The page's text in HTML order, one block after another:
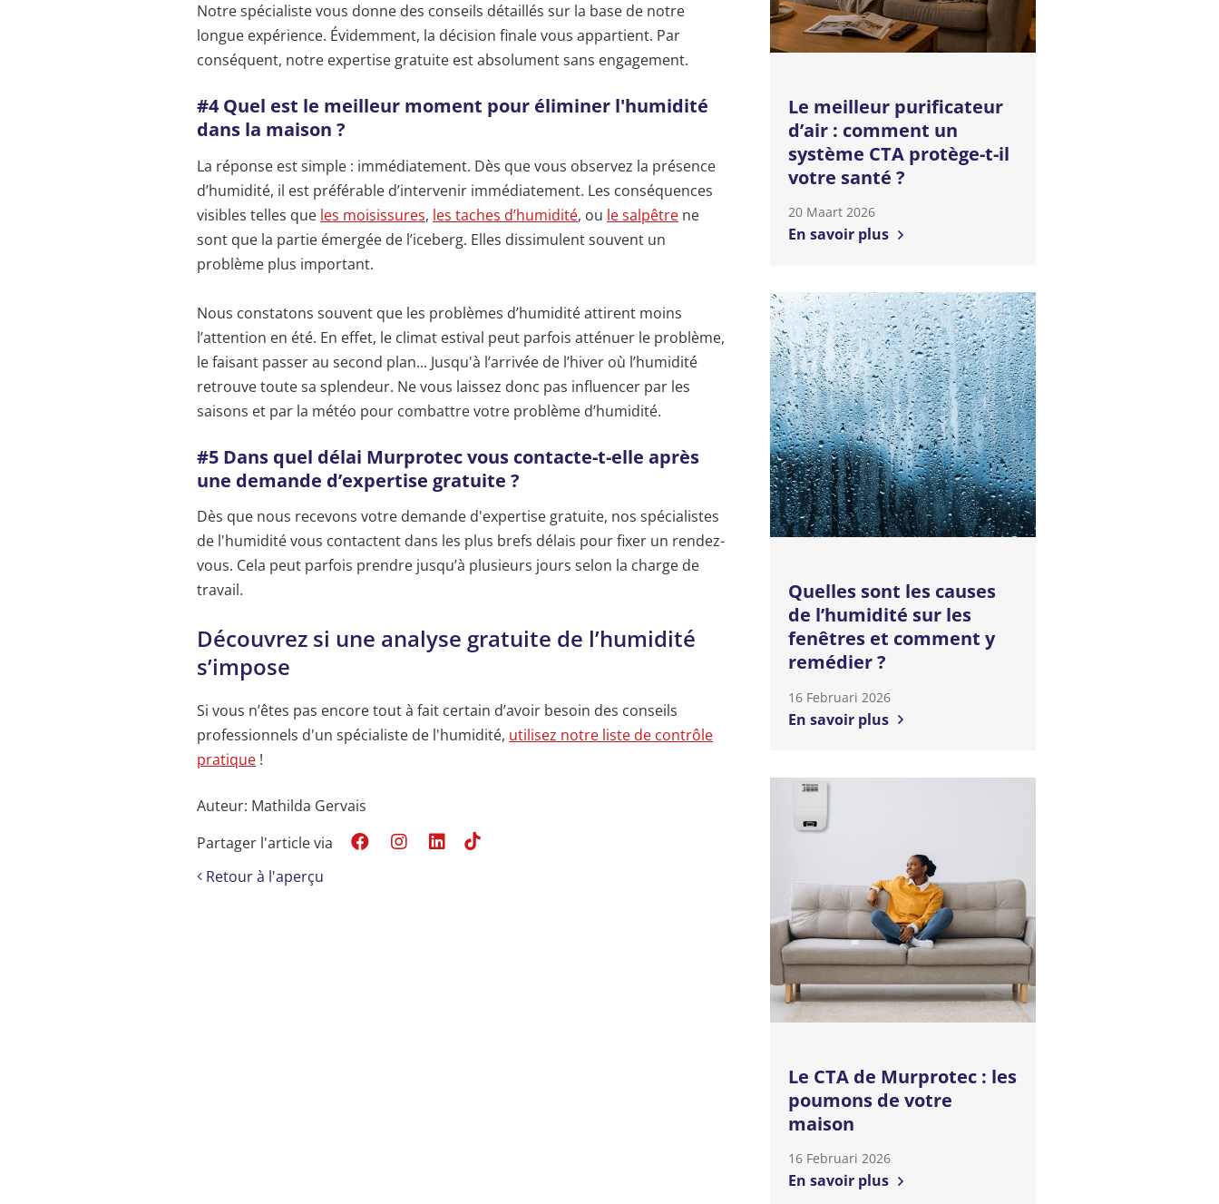
Notre spécialiste vous donne des conseils détaillés sur la base de notre
longue expérience. Évidemment, la décision finale vous appartient. Par
conséquent, notre expertise gratuite est absolument sans engagement.
#4 Quel est le meilleur moment pour éliminer l'humidité
dans la maison ?
La réponse est simple : immédiatement. Dès que vous observez la présence
d’humidité, il est préférable d’intervenir immédiatement. Les conséquences
visibles telles que les moisissures, les taches d’humidité, ou le salpêtre ne
sont que la partie émergée de l’iceberg. Elles dissimulent souvent un
problème plus important.
Nous constatons souvent que les problèmes d’humidité attirent moins
l’attention en été. En effet, le climat estival peut parfois atténuer le problème,
le faisant passer au second plan... Jusqu'à l’arrivée de l’hiver où l’humidité
retrouve toute sa splendeur. Ne vous laissez donc pas influencer par les
saisons et par la météo pour combattre votre problème d’humidité.
#5 Dans quel délai Murprotec vous contacte-t-elle après
une demande d’expertise gratuite ?
Dès que nous recevons votre demande d'expertise gratuite, nos spécialistes
de l'humidité vous contactent dans les plus brefs délais pour fixer un rendez-
vous. Cela peut parfois prendre jusqu’à plusieurs jours selon la charge de
travail.
Découvrez si une analyse gratuite de l’humidité
s’impose
Si vous n’êtes pas encore tout à fait certain d’avoir besoin des conseils
professionnels d'un spécialiste de l'humidité, utilisez notre liste de contrôle
pratique !
Auteur: Mathilda Gervais
Partager l'article via
Retour à l'aperçu
Le meilleur purificateur
d’air : comment un
système CTA protège-t-il
votre santé ?
20 Maart 2026
En savoir plus
Quelles sont les causes
de l’humidité sur les
fenêtres et comment y
remédier ?
16 Februari 2026
En savoir plus
Le CTA de Murprotec : les
poumons de votre
maison
16 Februari 2026
En savoir plus